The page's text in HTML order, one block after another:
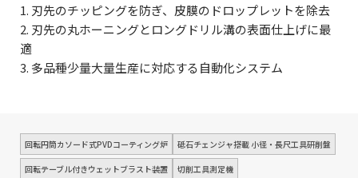
1. 刃先のチッピングを防ぎ、皮膜のドロップレットを除去
2. 刃先の丸ホーニングとロングドリル溝の表面仕上げに最
適
3. 多品種少量大量生産に対応する自動化システム
回転円筒カソード式PVDコーティング炉 砥石チェンジャ搭載 小径・長尺工具研削盤
回転テーブル付きウェットブラスト装置 切削工具測定機